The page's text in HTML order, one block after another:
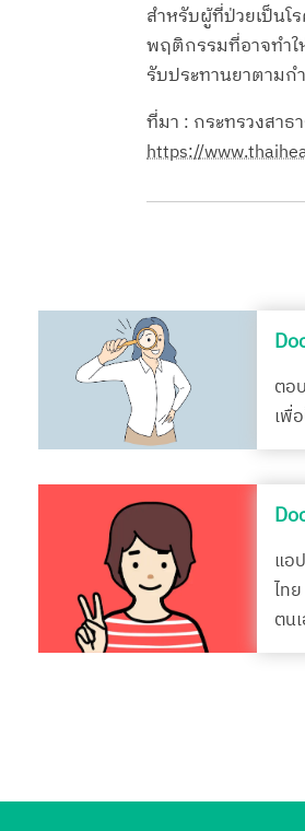
สำหรับผู้ที่ป่วยเป็นโ
พฤติกรรมที่อาจทำใ
รับประทานยาตาม
ที่มา : กระทรวงสา
https://
ตอ
เพื่
แอ
ไท
ตน